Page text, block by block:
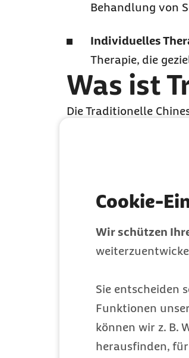
Cookie-
Wir schützen
Sie entscheiden
Funktionen
können wir z. B.
herausfinden,
Behandlung von
Individuelles
Therapie, die
Was ist
Die Traditionelle
Chinesische
Bewegung und